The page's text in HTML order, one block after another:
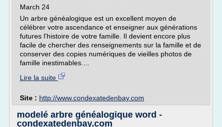
March 24
Un arbre généalogique est un excellent moyen de
célébrer votre ascendance et enseigner aux générations
futures l'histoire de votre famille. Il devient encore plus
facile de chercher des renseignements sur la famille et de
conserver des copies numériques de vieilles photos de
famille inestimables....
Lire la suite
Site : http://www.condexatedenbay.com
modelé arbre généalogique word -
condexatedenbay.com